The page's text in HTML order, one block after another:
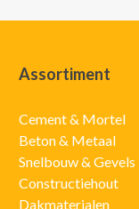
Assortiment
Cement & Mortel
Beton & Metaal
Snelbouw & Gevels
Constructiehout
Dakmaterialen